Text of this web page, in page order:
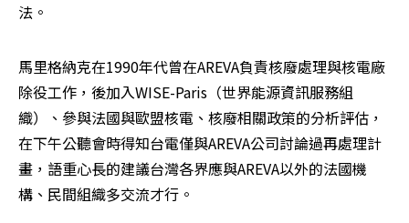
法。
馬里格納克在1990年代曾在AREVA負責核廢處理與核電廠
除役工作，後加入WISE-Paris（世界能源資訊服務組
織）、參與法國與歐盟核電、核廢相關政策的分析評估，
在下午公聽會時得知台電僅與AREVA公司討論過再處理計
畫，語重心長的建議台灣各界應與AREVA以外的法國機
構、民間組織多交流才行。